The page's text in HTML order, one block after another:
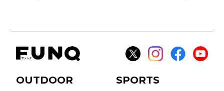
OUTDOOR
SPORTS